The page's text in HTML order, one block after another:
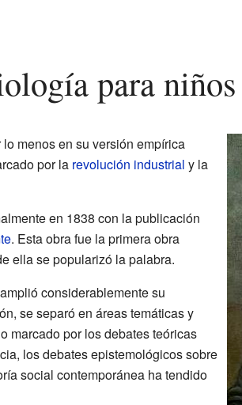
para niños
menos en su versión empírica
por la revolución industrial y la
en 1838 con la publicación
. Esta obra fue la primera obra
ella se popularizó la palabra.
considerablemente su
se separó en áreas temáticas y
marcado por los debates teóricas
los debates epistemológicos sobre
social contemporánea ha tendido